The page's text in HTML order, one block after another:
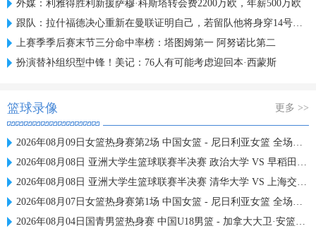
外媒：利雅得胜利新援萨穆·科斯塔转会费2200万欧，年薪500万欧
跟队：拉什福德决心重新在曼联证明自己，若留队他将身穿14号球衣
上赛季季后赛末节三分命中率榜：塔图姆第一 阿努诺比第二
扮演替补组织型中锋！美记：76人有可能考虑迎回本·西蒙斯
篮球录像 更多 >>
2026年08月09日女篮热身赛第2场 中国女篮 - 尼日利亚女篮 全场录像
2026年08月08日 亚洲大学生篮球联赛半决赛 政治大学 VS 早稻田大学 全场录像
2026年08月08日 亚洲大学生篮球联赛半决赛 清华大学 VS 上海交通大学 全场录像
2026年08月07日女篮热身赛第1场 中国女篮 - 尼日利亚女篮 全场录像
2026年08月04日国青男篮热身赛 中国U18男篮 - 加拿大大卫·安篮球学院 全场录像